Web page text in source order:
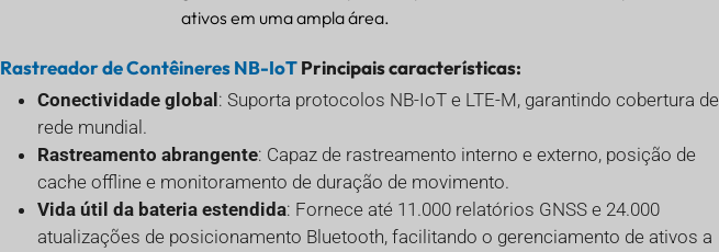
ativos em uma ampla área.
Rastreador de Contêineres NB-IoTPrincipais características:
Conectividade global : Suporta protocolos NB-IoT e LTE-M, garantindo cobertura de
rede mundial.
Rastreamento abrangente: Capaz de rastreamento interno e externo, posição de
cache offline e monitoramento de duração de movimento.
Vida útil da bateria estendida: Fornece até 11.000 relatórios GNSS e 24.000
atualizações de posicionamento Bluetooth, facilitando o gerenciamento de ativos a